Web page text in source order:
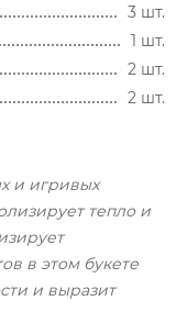
3 шт.
1 шт.
2 шт.
2 шт.
и игривых
тепло и
в этом букете
и выразит